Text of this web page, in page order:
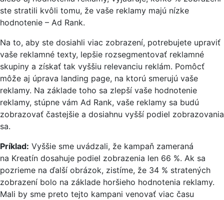
ste stratili kvôli tomu, že vaše reklamy majú nízke
hodnotenie – Ad Rank.
Na to, aby ste dosiahli viac zobrazení, potrebujete upraviť
vaše reklamné texty, lepšie rozsegmentovať reklamné
skupiny a získať tak vyššiu relevanciu reklám. Pomôcť
môže aj úprava landing page, na ktorú smerujú vaše
reklamy. Na základe toho sa zlepší vaše hodnotenie
reklamy, stúpne vám Ad Rank, vaše reklamy sa budú
zobrazovať častejšie a dosiahnu vyšší podiel zobrazovania
sa.
Príklad: Vyššie sme uvádzali, že kampaň zameraná
na Kreatín dosahuje podiel zobrazenia len 66 %. Ak sa
pozrieme na ďalší obrázok, zistíme, že 34 % stratených
zobrazení bolo na základe horšieho hodnotenia reklamy.
Mali by sme preto tejto kampani venovať viac času